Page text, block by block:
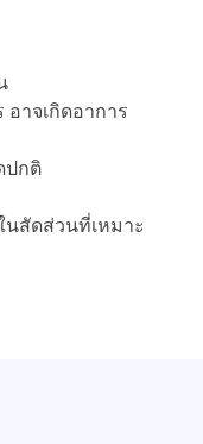
าจเกิดอาการ
ปกติ
สัดส่วนที่เหมาะ